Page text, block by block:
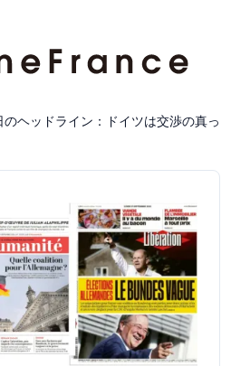
のヘッドライン：ドイツは交渉の真っ